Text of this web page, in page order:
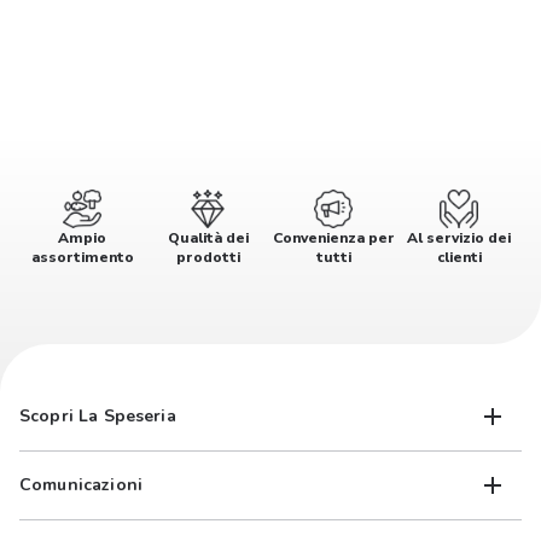
Ampio
assortimento
Qualità dei
prodotti
Convenienza per
tutti
Al servizio dei
clienti
Scopri La Speseria
Comunicazioni